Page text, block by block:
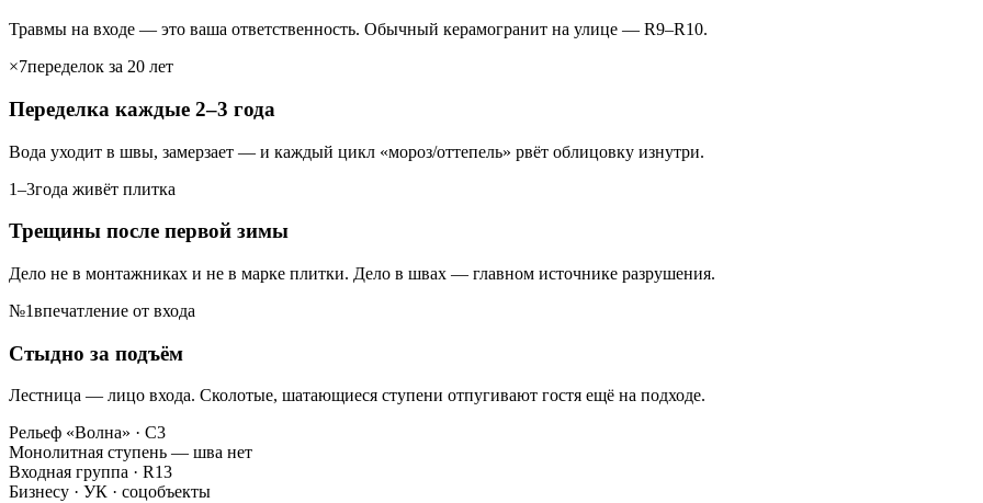
Травмы на входе — это ваша ответственность. Обычный керамогранит на улице — R9–R10.
×7переделок за 20 лет
Переделка каждые 2–3 года
Вода уходит в швы, замерзает — и каждый цикл «мороз/оттепель» рвёт облицовку изнутри.
1–3года живёт плитка
Трещины после первой зимы
Дело не в монтажниках и не в марке плитки. Дело в швах — главном источнике разрушения.
№1впечатление от входа
Стыдно за подъём
Лестница — лицо входа. Сколотые, шатающиеся ступени отпугивают гостя ещё на подходе.
Рельеф «Волна» · С3
Монолитная ступень — шва нет
Входная группа · R13
Бизнесу · УК · соцобъекты